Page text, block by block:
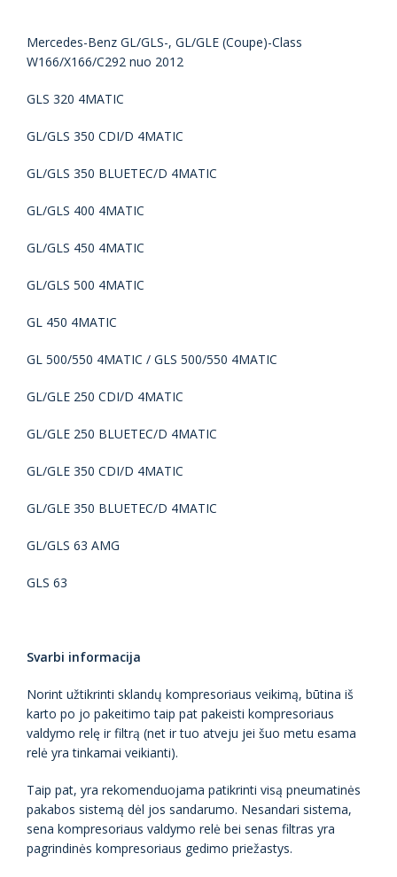
Mercedes-Benz GL/GLS-, GL/GLE (Coupe)-Class
W166/X166/C292 nuo 2012
GLS 320 4MATIC
GL/GLS 350 CDI/D 4MATIC
GL/GLS 350 BLUETEC/D 4MATIC
GL/GLS 400 4MATIC
GL/GLS 450 4MATIC
GL/GLS 500 4MATIC
GL 450 4MATIC
GL 500/550 4MATIC / GLS 500/550 4MATIC
GL/GLE 250 CDI/D 4MATIC
GL/GLE 250 BLUETEC/D 4MATIC
GL/GLE 350 CDI/D 4MATIC
GL/GLE 350 BLUETEC/D 4MATIC
GL/GLS 63 AMG
GLS 63
Svarbi informacija
Norint užtikrinti sklandų kompresoriaus veikimą, būtina iš
karto po jo pakeitimo taip pat pakeisti kompresoriaus
valdymo relę ir filtrą (net ir tuo atveju jei šuo metu esama
relė yra tinkamai veikianti).
Taip pat, yra rekomenduojama patikrinti visą pneumatinės
pakabos sistemą dėl jos sandarumo. Nesandari sistema,
sena kompresoriaus valdymo relė bei senas filtras yra
pagrindinės kompresoriaus gedimo priežastys.